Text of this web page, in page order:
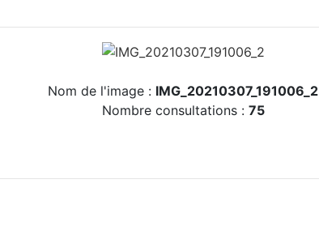
Nom de l'image : IMG_20210307_191006_2
Nombre consultations : 75